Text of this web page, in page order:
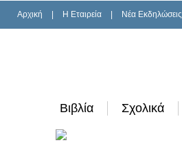
Αρχική H Εταιρεία Νέα Εκδηλώσεις
Βιβλία Σχολικά